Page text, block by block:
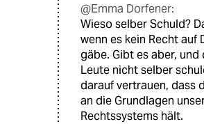
@Emma Dorfener:
Wieso selber Schuld?
wenn es kein Recht auf
gäbe. Gibt es aber, und
Leute nicht selber
darauf vertrauen, dass
an die Grundlagen
Rechtssystems hält.